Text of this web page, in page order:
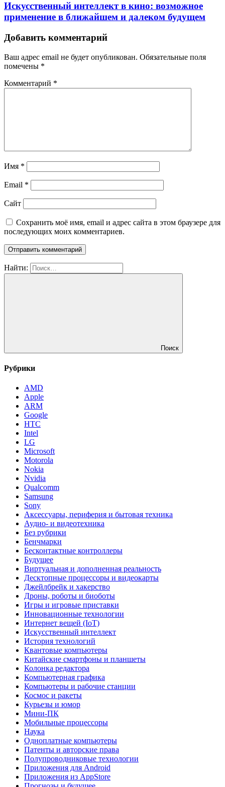
Искусственный интеллект в кино: возможное
применение в ближайшем и далеком будущем
Добавить комментарий
Ваш адрес email не будет опубликован. Обязательные поля
помечены *
Комментарий *
Имя *
Email *
Сайт
Сохранить моё имя, email и адрес сайта в этом браузере для
последующих моих комментариев.
Найти:
Поиск
Рубрики
AMD
Apple
ARM
Google
HTC
Intel
LG
Microsoft
Motorola
Nokia
Nvidia
Qualcomm
Samsung
Sony
Аксессуары, периферия и бытовая техника
Аудио- и видеотехника
Без рубрики
Бенчмарки
Бесконтактные контроллеры
Будущее
Виртуальная и дополненная реальность
Десктопные процессоры и видеокарты
Джейлбрейк и хакерство
Дроны, роботы и биоботы
Игры и игровые приставки
Инновационные технологии
Интернет вещей (IoT)
Искусственный интеллект
История технологий
Квантовые компьютеры
Китайские смартфоны и планшеты
Колонка редактора
Компьютерная графика
Компьютеры и рабочие станции
Космос и ракеты
Курьезы и юмор
Мини-ПК
Мобильные процессоры
Наука
Одноплатные компьютеры
Патенты и авторские права
Полупроводниковые технологии
Приложения для Android
Приложения из AppStore